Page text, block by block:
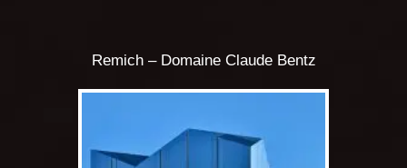
Remich – Domaine Claude Bentz